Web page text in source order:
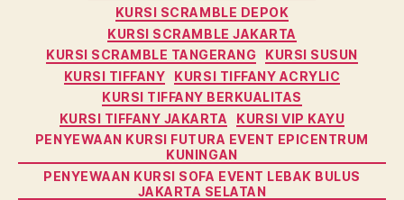
KURSI SCRAMBLE DEPOK
KURSI SCRAMBLE JAKARTA
KURSI SCRAMBLE TANGERANG
KURSI SUSUN
KURSI TIFFANY
KURSI TIFFANY ACRYLIC
KURSI TIFFANY BERKUALITAS
KURSI TIFFANY JAKARTA
KURSI VIP KAYU
PENYEWAAN KURSI FUTURA EVENT EPICENTRUM
KUNINGAN
PENYEWAAN KURSI SOFA EVENT LEBAK BULUS
JAKARTA SELATAN